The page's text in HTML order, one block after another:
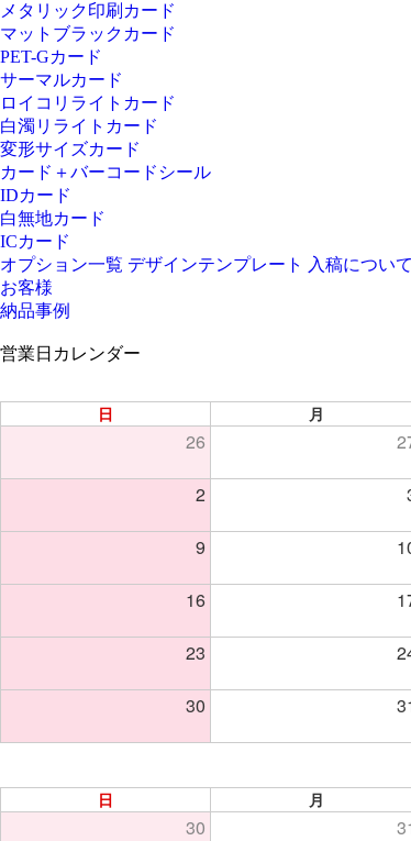
メタリック印刷カード
マットブラックカード
PET-Gカード
サーマルカード
ロイコリライトカード
白濁リライトカード
変形サイズカード
カード＋バーコードシール
IDカード
白無地カード
ICカード
オプション一覧 デザインテンプレート
入稿について
お客様
納品事例
営業日カレンダー
日 月
26
2
9
16
23
30
日 月
30